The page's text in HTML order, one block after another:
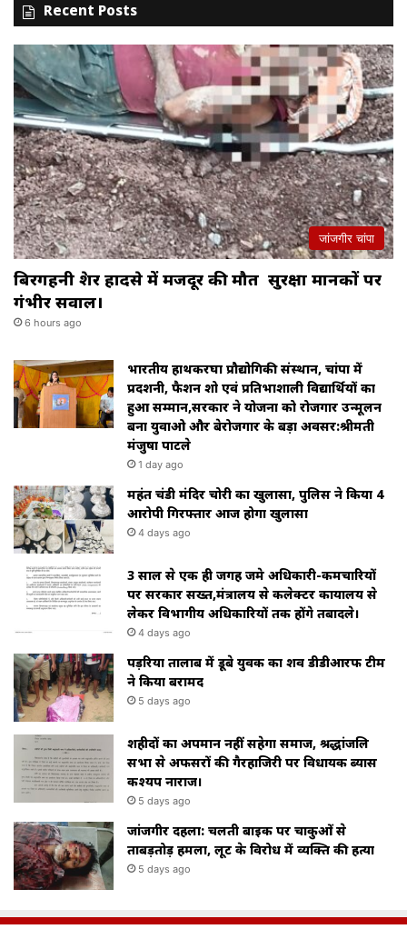
Recent Posts
जांजगीर चांपा
बिरगहनी क्रेशर हादसे में मजदूर की मौत सुरक्षा मानकों पर
गंभीर सवाल।
6 hours ago
भारतीय हाथकरघा प्रौद्योगिकी संस्थान, चांपा में
प्रदर्शनी, फैशन शो एवं प्रतिभाशाली विद्यार्थियों का
हुआ सम्मान,सरकार ने योजना को रोजगार उन्मूलन
बना युवाओ और बेरोजगार के बड़ा अवसर:श्रीमती
मंजुषा पाटले
1 day ago
महंत चंडी मंदिर चोरी का खुलासा, पुलिस ने किया 4
आरोपी गिरफ्तार आज होगा खुलासा
4 days ago
3 साल से एक ही जगह जमे अधिकारी-कर्मचारियों
पर सरकार सख्त,मंत्रालय से कलेक्टर कार्यालय से
लेकर विभागीय अधिकारियों तक होंगे तबादले।
4 days ago
पड़रिया तालाब में डूबे युवक का शव डीडीआरफ टीम
ने किया बरामद
5 days ago
शहीदों का अपमान नहीं सहेगा समाज, श्रद्धांजलि
सभा से अफसरों की गैरहाजिरी पर विधायक ब्यास
कश्यप नाराज।
5 days ago
जांजगीर दहला: चलती बाइक पर चाकुओं से
ताबड़तोड़ हमला, लूट के विरोध में व्यक्ति की हत्या
5 days ago